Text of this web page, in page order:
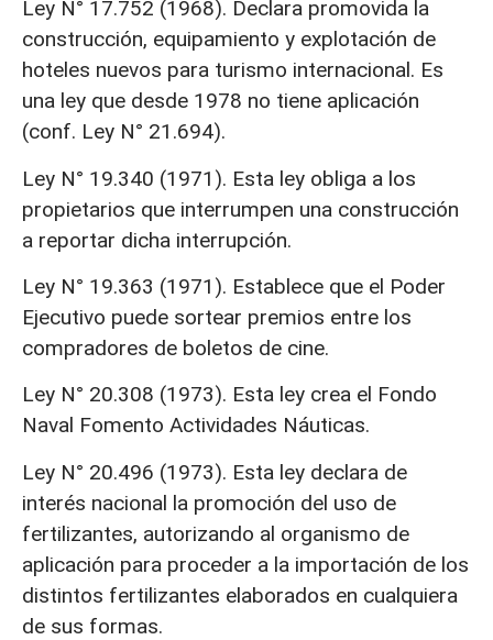
Ley N° 17.752 (1968). Declara promovida la
construcción, equipamiento y explotación de
hoteles nuevos para turismo internacional. Es
una ley que desde 1978 no tiene aplicación
(conf. Ley N° 21.694).
Ley N° 19.340 (1971). Esta ley obliga a los
propietarios que interrumpen una construcción
a reportar dicha interrupción.
Ley N° 19.363 (1971). Establece que el Poder
Ejecutivo puede sortear premios entre los
compradores de boletos de cine.
Ley N° 20.308 (1973). Esta ley crea el Fondo
Naval Fomento Actividades Náuticas.
Ley N° 20.496 (1973). Esta ley declara de
interés nacional la promoción del uso de
fertilizantes, autorizando al organismo de
aplicación para proceder a la importación de los
distintos fertilizantes elaborados en cualquiera
de sus formas.